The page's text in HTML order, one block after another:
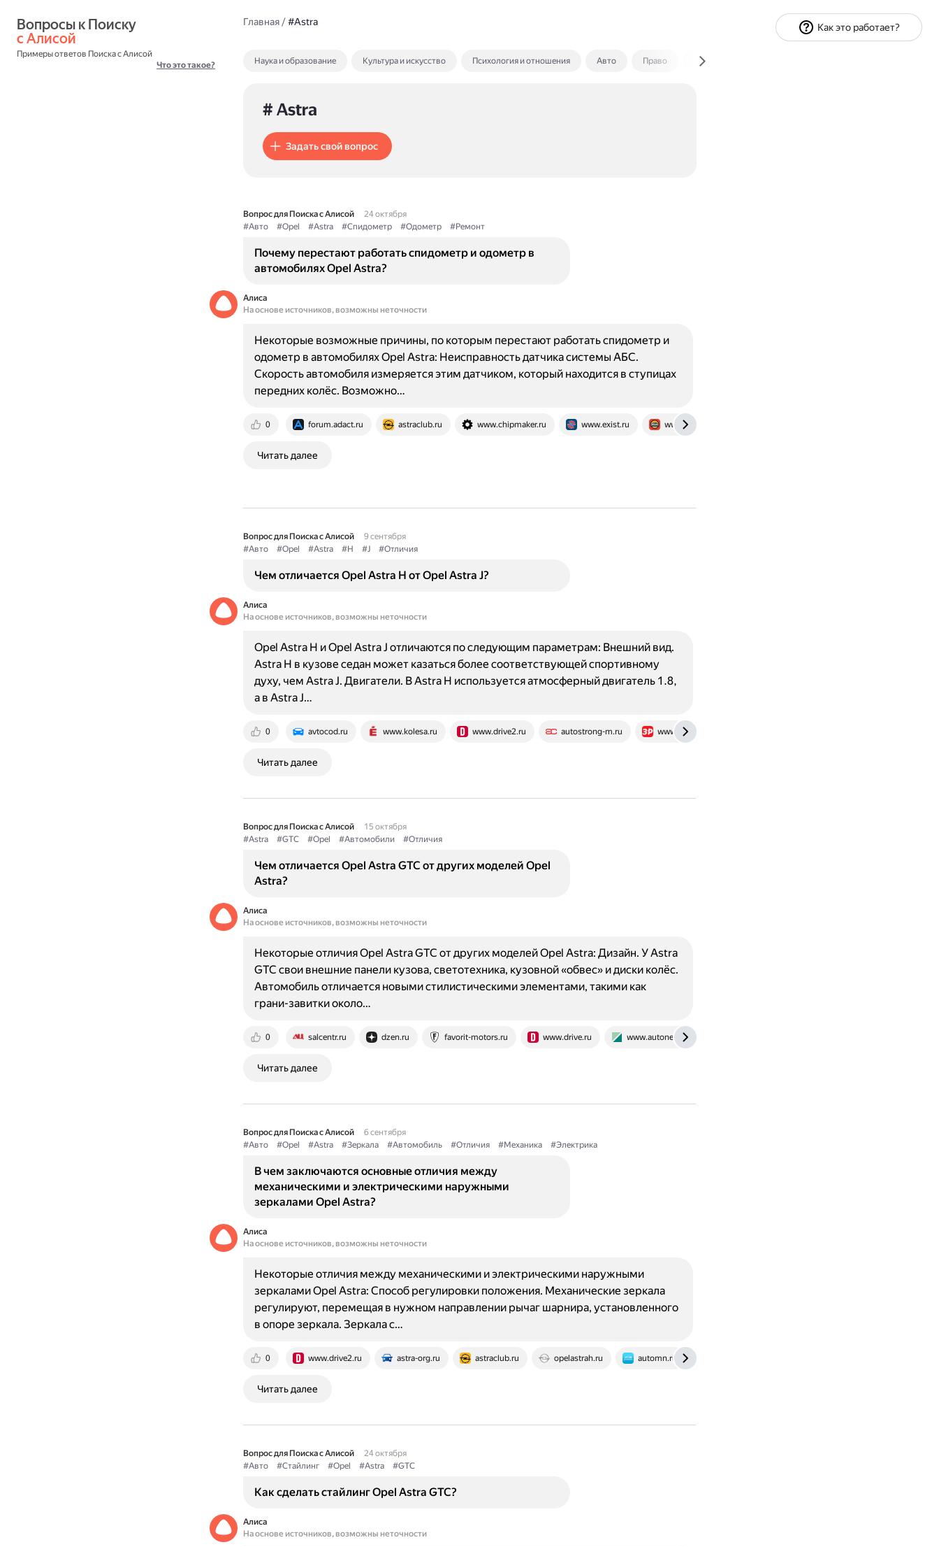
с Алисой
Примеры ответов Поиска с Алисой
Что это такое?
Главная/#Astra
Наука и образование Культура и искусство Психология и отношения Авто Право Экономика и финансы
# Astra
Задать свой вопрос
Вопрос для Поиска с Алисой
24 октября
#Авто
#Opel #Astra #Спидометр #Одометр #Ремонт
Почему перестают работать спидометр и одометр в
автомобилях Opel Astra?
Алиса
На основе источников, возможны неточности
0 forum.adact.ru astraclub.ru www.chipmaker.ru www.exist.ru www.auto-bk.ru
Некоторые возможные причины, по которым перестают работать спидометр и
одометр в автомобилях Opel Astra: Неисправность датчика системы АБС.
Скорость автомобиля измеряется этим датчиком, который находится в ступицах
передних колёс. Возможно…
Читать далее
Вопрос для Поиска с Алисой
9 сентября
#Авто
#Opel #Astra #H #J #Отличия
Чем отличается Opel Astra H от Opel Astra J?
Алиса
На основе источников, возможны неточности
0 avtocod.ru www.kolesa.ru www.drive2.ru autostrong-m.ru www.zr.ru
Opel Astra H и Opel Astra J отличаются по следующим параметрам: Внешний вид.
Astra H в кузове седан может казаться более соответствующей спортивному
духу, чем Astra J. Двигатели. В Astra H используется атмосферный двигатель 1.8,
а в Astra J…
Читать далее
Вопрос для Поиска с Алисой
15 октября
#Astra
#GTC #Opel #Автомобили #Отличия
Чем отличается Opel Astra GTC от других моделей Opel
Astra?
Алиса
На основе источников, возможны неточности
0 salcentr.ru dzen.ru favorit-motors.ru www.drive.ru www.autonews.ru
Некоторые отличия Opel Astra GTC от других моделей Opel Astra: Дизайн. У Astra
GTC свои внешние панели кузова, светотехника, кузовной «обвес» и диски колёс.
Автомобиль отличается новыми стилистическими элементами, такими как
грани-завитки около…
Читать далее
Вопрос для Поиска с Алисой
6 сентября
#Авто
#Opel #Astra #Зеркала #Автомобиль #Отличия #Механика #Электрика
В чем заключаются основные отличия между
механическими и электрическими наружными
зеркалами Opel Astra?
Алиса
На основе источников, возможны неточности
0 www.drive2.ru astra-org.ru astraclub.ru opelastrah.ru automn.ru
Некоторые отличия между механическими и электрическими наружными
зеркалами Opel Astra: Способ регулировки положения. Механические зеркала
регулируют, перемещая в нужном направлении рычаг шарнира, установленного
в опоре зеркала. Зеркала с…
Читать далее
Вопрос для Поиска с Алисой
24 октября
#Авто
#Стайлинг #Opel #Astra #GTC
Как сделать стайлинг Opel Astra GTC?
Алиса
На основе источников, возможны неточности
Как это работает?